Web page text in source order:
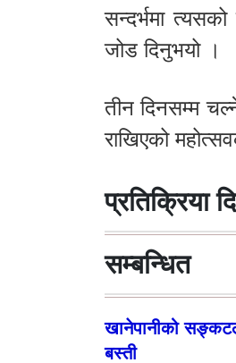
सन्दर्भमा
जोड दिनुभयो ।
तीन दिनसम्म
राखिएको
प्रतिक्रिया
सम्बन्धित
खानेपानीको
बस्ती